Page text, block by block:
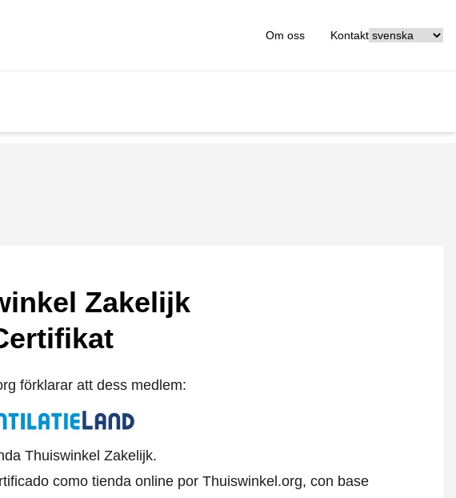
Om oss Kontakt
Zakelijk
förklarar att dess medlem:
Thuiswinkel Zakelijk.
como tienda online por Thuiswinkel.org, con base